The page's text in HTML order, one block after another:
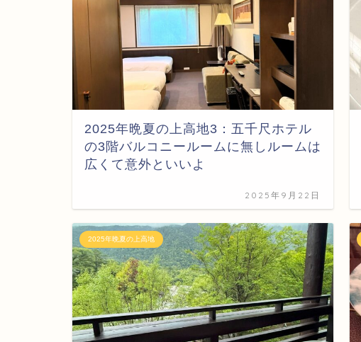
2025年晩夏の上高地3：五千尺ホテル
の3階バルコニールームに無しルームは
広くて意外といいよ
2025年9月22日
2025年晩夏の上高地